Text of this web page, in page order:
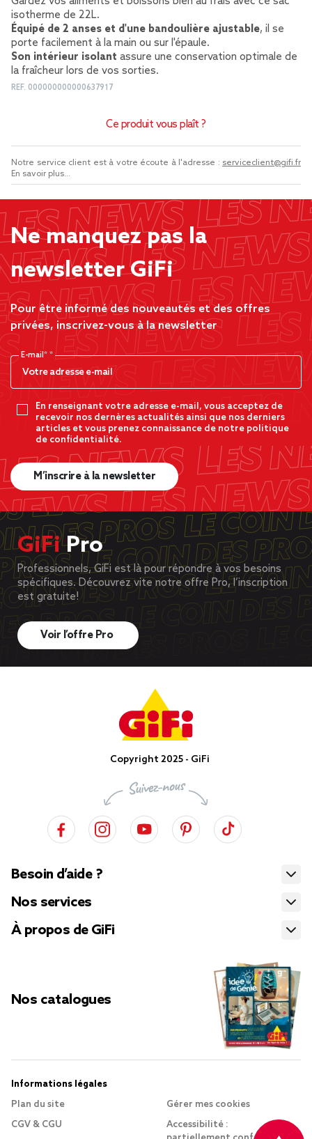
isotherme de 22L.
Équipé de 2 anses et d'une bandoulière ajustable, il se
porte facilement à la main ou sur l'épaule.
Son intérieur isolant assure une conservation optimale de
la fraîcheur lors de vos sorties.
REF. 000000000000637917
Ce produit vous plaît ?
Notre service client est à votre écoute à l'adresse : serviceclient@gifi.fr
En savoir plus...
Ne manquez pas la
newsletter GiFi
Pour être informé des nouveautés et des offres
privées, inscrivez-vous à la newsletter
E-mail*
En renseignant votre adresse e-mail, vous acceptez de
recevoir nos dernères actualités ainsi que nos derniers
articles et vous prenez connaissance de notre politique
de confidentialité.
M’inscrire à la newsletter
GiFiPro
Professionnels, GiFi est là pour répondre à vos besoins
spécifiques. Découvrez vite notre offre Pro, l’inscription
est gratuite!
Voir l’offre Pro
Copyright 2025 - GiFi
Besoin d’aide ?
Nos services
À propos de GiFi
Nos catalogues
Informations légales
Plan du site
CGV & CGU
Gérer mes cookies
Accessibilité :